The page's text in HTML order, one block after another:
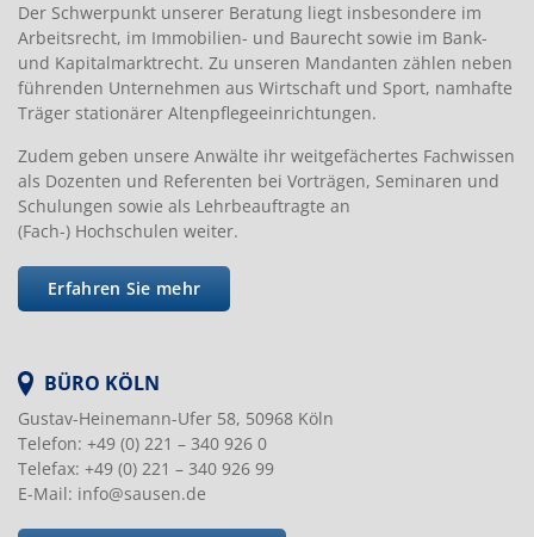
Der Schwerpunkt unserer Beratung liegt insbesondere im
Arbeitsrecht, im Immobilien- und Baurecht sowie im Bank-
und Kapitalmarktrecht. Zu unseren Mandanten zählen neben
führenden Unternehmen aus Wirtschaft und Sport, namhafte
Träger stationärer Altenpflegeeinrichtungen.
Zudem geben unsere Anwälte ihr weitgefächertes Fachwissen
als Dozenten und Referenten bei Vorträgen, Seminaren und
Schulungen sowie als Lehrbeauftragte an
(Fach-) Hochschulen weiter.
Erfahren Sie mehr
BÜRO KÖLN
Gustav-Heinemann-Ufer 58, 50968 Köln
Telefon: +49 (0) 221 – 340 926 0
Telefax: +49 (0) 221 – 340 926 99
E-Mail: info@sausen.de